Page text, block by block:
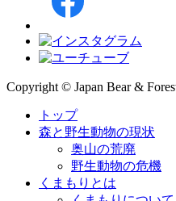
Copyright © Japan Bear &
トップ
森と野生動物の現状
奥山の荒廃
野生動物の危機
くまもりとは